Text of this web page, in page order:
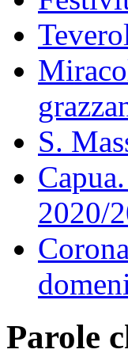
S.
2020/
Parole